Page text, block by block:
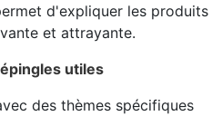
d'expliquer les produits
et attrayante.
utiles
des thèmes spécifiques